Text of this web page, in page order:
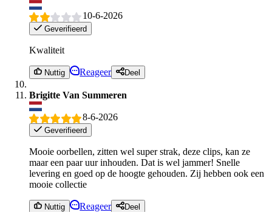
10-6-2026
Geverifieerd
Kwaliteit
Nuttig Reageer Deel
Brigitte Van Summeren
8-6-2026
Geverifieerd
Mooie oorbellen, zitten wel super strak, deze clips, kan ze
maar een paar uur inhouden. Dat is wel jammer! Snelle
levering en goed op de hoogte gehouden. Zij hebben ook een
mooie collectie
Nuttig Reageer Deel